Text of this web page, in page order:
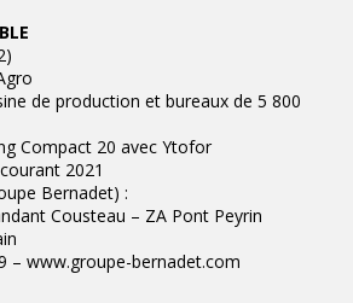
de production et bureaux de 5 800
Compact 20 avec Ytofor
2021
Bernadet) :
Cousteau – ZA Pont Peyrin
– www.groupe-bernadet.com